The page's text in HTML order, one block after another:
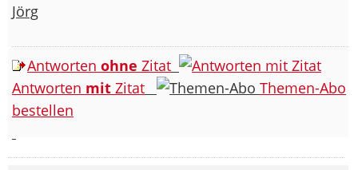
Jörg
Antworten ohne Zitat
Antworten mit Zitat
Themen-Abo
bestellen